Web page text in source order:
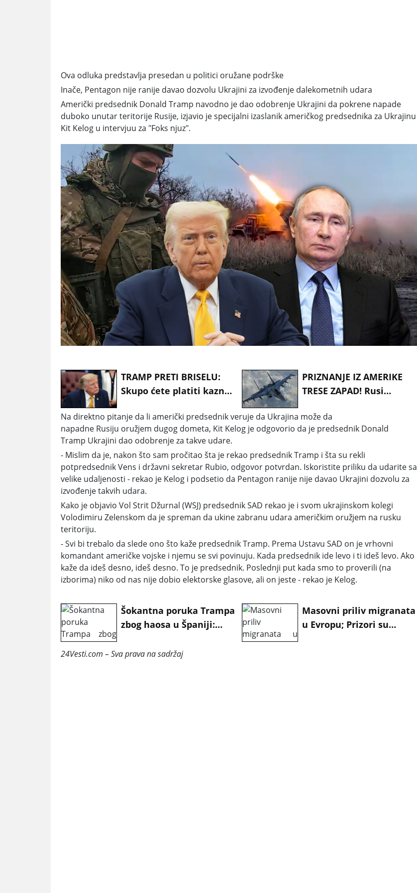
Ova odluka predstavlja presedan u politici oružane podrške
Inače, Pentagon nije ranije davao dozvolu Ukrajini za izvođenje dalekometnih udara
Američki predsednik Donald Tramp navodno je dao odobrenje Ukrajini da pokrene napade
duboko unutar teritorije Rusije, izjavio je specijalni izaslanik američkog predsednika za Ukrajinu
Kit Kelog u intervjuu za "Foks njuz".
TRAMP PRETI BRISELU:
Skupo ćete platiti kaznu
nije kasica prasica
PRIZNANJE IZ AMERIKE
TRESE ZAPAD! Rusi
Niko im ne može ništa!
Na direktno pitanje da li američki predsednik veruje da Ukrajina može da
napadne Rusiju oružjem dugog dometa, Kit Kelog je odgovorio da je predsednik Donald
Tramp Ukrajini dao odobrenje za takve udare.
- Mislim da je, nakon što sam pročitao šta je rekao predsednik Tramp i šta su rekli
potpredsednik Vens i državni sekretar Rubio, odgovor potvrdan. Iskoristite priliku da udarite sa
velike udaljenosti - rekao je Kelog i podsetio da Pentagon ranije nije davao Ukrajini dozvolu za
izvođenje takvih udara.
Kako je objavio Vol Strit Džurnal (WSJ) predsednik SAD rekao je i svom ukrajinskom kolegi
Volodimiru Zelenskom da je spreman da ukine zabranu udara američkim oružjem na rusku
teritoriju.
- Svi bi trebalo da slede ono što kaže predsednik Tramp. Prema Ustavu SAD on je vrhovni
komandant američke vojske i njemu se svi povinuju. Kada predsednik ide levo i ti ideš levo. Ako
kaže da ideš desno, ideš desno. To je predsednik. Poslednji put kada smo to proverili (na
izborima) niko od nas nije dobio elektorske glasove, ali on jeste - rekao je Kelog.
Šokantna poruka Trampa
zbog haosa u Španiji:
Masovni priliv migranata
u Evropu; Prizori su
24Vesti.com – Sva prava na sadržaj